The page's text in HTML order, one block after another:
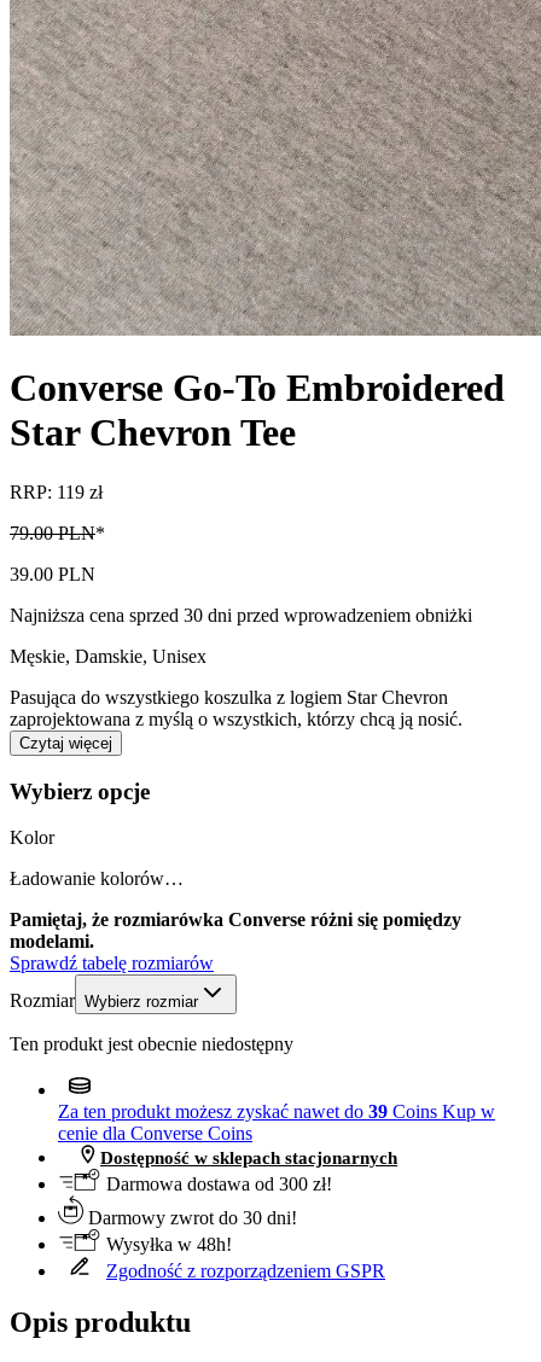
Converse Go-To Embroidered
Star Chevron Tee
RRP: 119 zł
79.00 PLN*
39.00 PLN
Najniższa cena sprzed 30 dni przed wprowadzeniem obniżki
Męskie, Damskie, Unisex
Pasująca do wszystkiego koszulka z logiem Star Chevron
zaprojektowana z myślą o wszystkich, którzy chcą ją nosić.
Czytaj więcej
Wybierz opcje
Kolor
Ładowanie kolorów…
Pamiętaj, że rozmiarówka Converse różni się pomiędzy
modelami.
Sprawdź tabelę rozmiarów
Rozmiar Wybierz rozmiar
Ten produkt jest obecnie niedostępny
Za ten produkt możesz zyskać nawet do 39 Coins Kup w
cenie dla Converse Coins
Dostępność w sklepach stacjonarnych
Darmowa dostawa od 300 zł!
Darmowy zwrot do 30 dni!
Wysyłka w 48h!
Zgodność z rozporządzeniem GSPR
Opis produktu